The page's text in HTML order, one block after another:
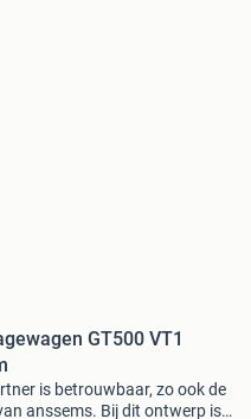
GT500 VT1
is betrouwbaar, zo ook de
anssems. Bij dit ontwerp is